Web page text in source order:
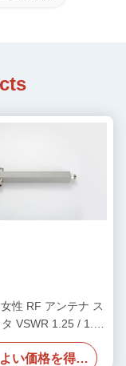
性 RF アンテナ ス
VSWR 1.25 / 1.3
4000MHz
最もよい価格を得なさい